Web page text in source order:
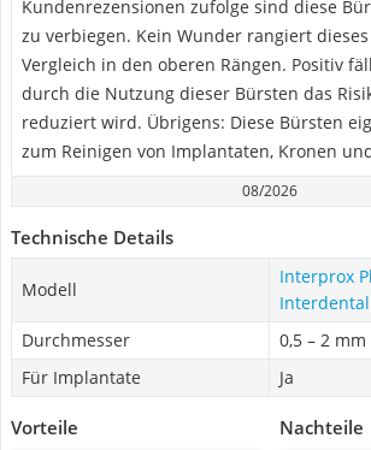
Kundenrezensionen zufolge sind diese
zu verbiegen. Kein Wunder rangiert
Vergleich in den oberen Rängen. Positiv
durch die Nutzung dieser Bürsten das
reduziert wird. Übrigens: Diese Bürsten
zum Reinigen von Implantaten, Kronen
08/2026
Technische Details
Modell
Interprox
Durchmesser
0,5 – 2 mm
Für Implantate
Ja
Vorteile Nachteile